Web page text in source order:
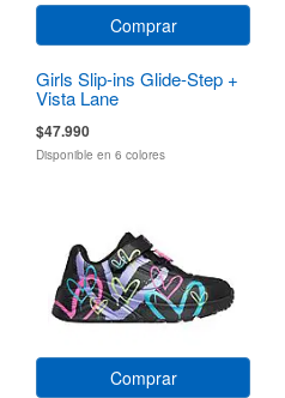
Comprar
Girls Slip-ins Glide-Step +
Vista Lane
$47.990
Disponible en 6 colores
Comprar